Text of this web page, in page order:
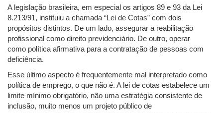
A legislação brasileira, em especial os artigos 89 e 93 da Lei
8.213/91, instituiu a chamada “Lei de Cotas” com dois
propósitos distintos. De um lado, assegurar a reabilitação
profissional como direito previdenciário. De outro, operar
como política afirmativa para a contratação de pessoas com
deficiência.
Esse último aspecto é frequentemente mal interpretado como
política de emprego, o que não é. A lei de cotas estabelece um
limite mínimo obrigatório, não uma estratégia consistente de
inclusão, muito menos um projeto público de